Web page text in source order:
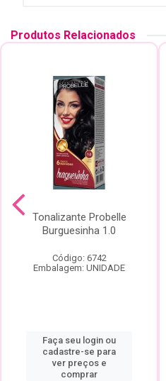
Produtos Relacionados
Tonalizante Probelle
Burguesinha 1.0
Código: 6742
Embalagem: UNIDADE
Faça seu login ou
cadastre-se para
ver preços e
comprar